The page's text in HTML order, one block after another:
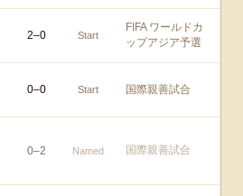
2–0 Start
FIFA ワールドカ
ップアジア予選
0–0 Start 国際親善試合
0–2 Named 国際親善試合